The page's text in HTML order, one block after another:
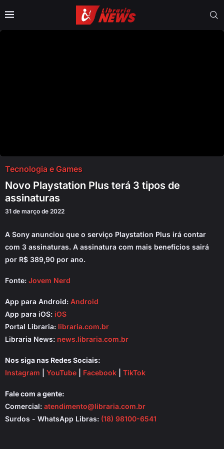
Tecnologia e Games
Novo Playstation Plus terá 3 tipos de
assinaturas
31 de março de 2022
A Sony anunciou que o serviço Playstation Plus irá contar
com 3 assinaturas. A assinatura com mais benefícios sairá
por R$ 389,90 por ano.
Fonte: Jovem Nerd
App para Android: Android
App para iOS: iOS
Portal Libraria: libraria.com.br
Libraria News: news.libraria.com.br
Nos siga nas Redes Sociais:
Instagram
YouTube Facebook TikTok
Fale com a gente:
Comercial: atendimento@libraria.com.br
Surdos - WhatsApp Libras: (18) 98100-6541